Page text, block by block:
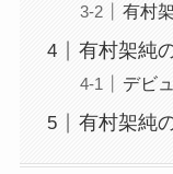
有村
有村架純
デビ
有村架純